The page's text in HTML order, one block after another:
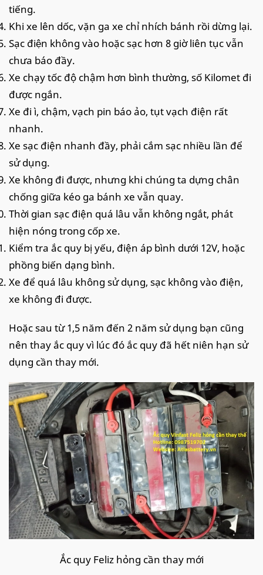
tiếng.
Khi xe lên dốc, vặn ga xe chỉ nhích bánh rồi dừng lại.
Sạc điện không vào hoặc sạc hơn 8 giờ liên tục vẫn
chưa báo đầy.
Xe chạy tốc độ chậm hơn bình thường, số Kilomet đi
được ngắn.
Xe đi ì, chậm, vạch pin báo ảo, tụt vạch điện rất
nhanh.
Xe sạc điện nhanh đầy, phải cắm sạc nhiều lần để
sử dụng.
Xe không đi được, nhưng khi chúng ta dựng chân
chống giữa kéo ga bánh xe vẫn quay.
Thời gian sạc điện quá lâu vẫn không ngắt, phát
hiện nóng trong cốp xe.
Kiểm tra ắc quy bị yếu, điện áp bình dưới 12V, hoặc
phồng biến dạng bình.
Xe để quá lâu không sử dụng, sạc không vào điện,
xe không đi được.
Hoặc sau từ 1,5 năm đến 2 năm sử dụng bạn cũng
nên thay ắc quy vì lúc đó ắc quy đã hết niên hạn sử
dụng cần thay mới.
Ắc quy Feliz hỏng cần thay mới